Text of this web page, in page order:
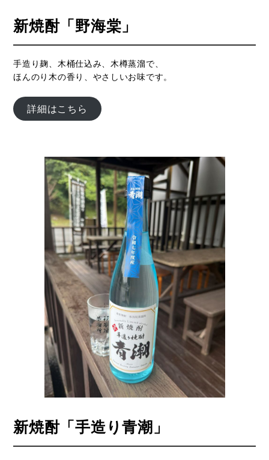
新焼酎「野海棠」
手造り麹、木桶仕込み、木樽蒸溜で、
ほんのり木の香り、やさしいお味です。
詳細はこちら
新焼酎「手造り青潮」